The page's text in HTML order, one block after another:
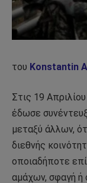
του Konstantin
Στις 19
έδωσε
μεταξύ άλλων,
διεθνής
οποιαδήποτε
αμάχων, σφαγή ή